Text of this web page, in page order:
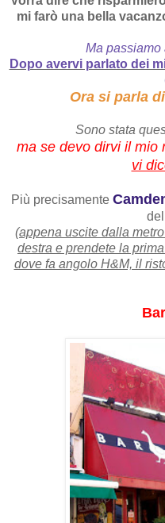
mi farò una bella
Ma passiamo
Dopo avervi parlato dei
Ora si parla
Sono stata
ma se devo dirvi il mio
vi
Più precisamente
(appena uscite dalla
destra e prendete la
dove fa angolo H&M, il